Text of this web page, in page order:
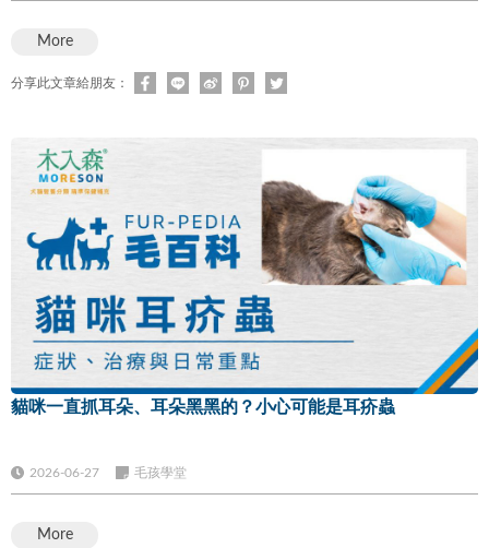
More
分享此文章給朋友：
貓咪一直抓耳朵、耳朵黑黑的？小心可能是耳疥蟲
2026-06-27 毛孩學堂
More